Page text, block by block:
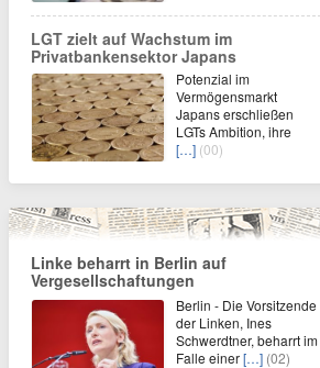
LGT zielt auf Wachstum im
Privatbankensektor Japans
Potenzial im
Vermögensmarkt
Japans erschließen
LGTs Ambition, ihre
[…] (00)
Linke beharrt in Berlin auf
Vergesellschaftungen
Berlin - Die Vorsitzende
der Linken, Ines
Schwerdtner, beharrt im
Falle einer[…] (02)